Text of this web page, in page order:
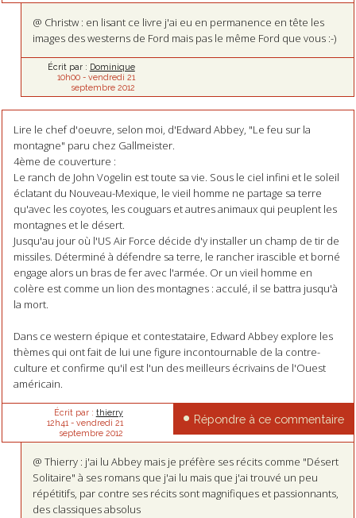
@ Christw : en lisant ce livre j'ai eu en permanence en tête les
images des westerns de Ford mais pas le même Ford que vous :-)
Écrit par : Dominique
10h00- vendredi 21
septembre 2012
Lire le chef d'oeuvre, selon moi, d'Edward Abbey, "Le feu sur la
montagne" paru chez Gallmeister.
4ème de couverture :
Le ranch de John Vogelin est toute sa vie. Sous le ciel infini et le soleil
éclatant du Nouveau-Mexique, le vieil homme ne partage sa terre
qu'avec les coyotes, les couguars et autres animaux qui peuplent les
montagnes et le désert.
Jusqu'au jour où l'US Air Force décide d'y installer un champ de tir de
missiles. Déterminé à défendre sa terre, le rancher irascible et borné
engage alors un bras de fer avec l'armée. Or un vieil homme en
colère est comme un lion des montagnes : acculé, il se battra jusqu'à
la mort.
Dans ce western épique et contestataire, Edward Abbey explore les
thèmes qui ont fait de lui une figure incontournable de la contre-
culture et confirme qu'il est l'un des meilleurs écrivains de l'Ouest
américain.
Écrit par : thierry
12h41 - vendredi 21
septembre 2012
Répondre à ce commentaire
@ Thierry : j'ai lu Abbey mais je préfère ses récits comme "Désert
Solitaire" à ses romans que j'ai lu mais que j'ai trouvé un peu
répétitifs, par contre ses récits sont magnifiques et passionnants,
des classiques absolus